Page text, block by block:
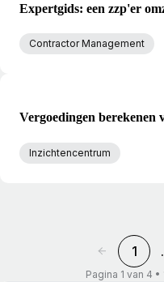
Expertgids: een zzp'er
Contractor Management
Vergoedingen berekenen
Inzichtencentrum
1
Pagina 1 van 4